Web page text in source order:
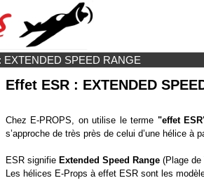
EXTENDED SPEED RANGE
Effet ESR : EXTENDED
Chez E-PROPS, on utilise le terme "effet
s’approche de très près de celui d’une hélice à
ESR signifie Extended Speed Range(Plage de
Les hélices E-Props à effet ESR sont les